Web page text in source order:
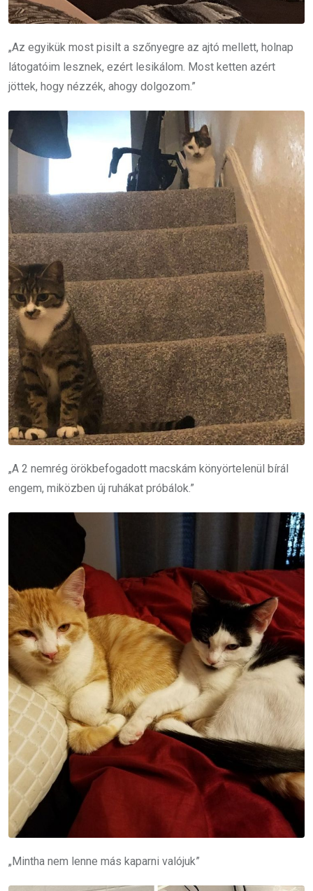
„Az egyikük most pisilt a szőnyegre az ajtó mellett, holnap
látogatóim lesznek, ezért lesikálom. Most ketten azért
jöttek, hogy nézzék, ahogy dolgozom.”
„A 2 nemrég örökbefogadott macskám könyörtelenül bírál
engem, miközben új ruhákat próbálok.”
„Mintha nem lenne más kaparni valójuk”